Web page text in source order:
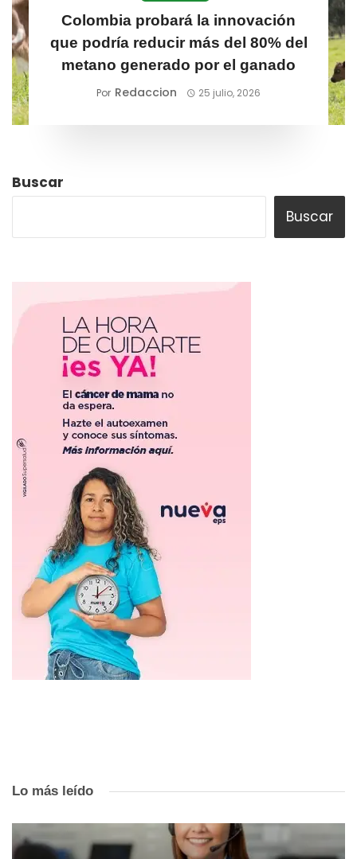
Colombia probará la innovación
que podría reducir más del 80% del
metano generado por el ganado
Por Redaccion 25 julio, 2026
Buscar
Buscar
Lo más leído